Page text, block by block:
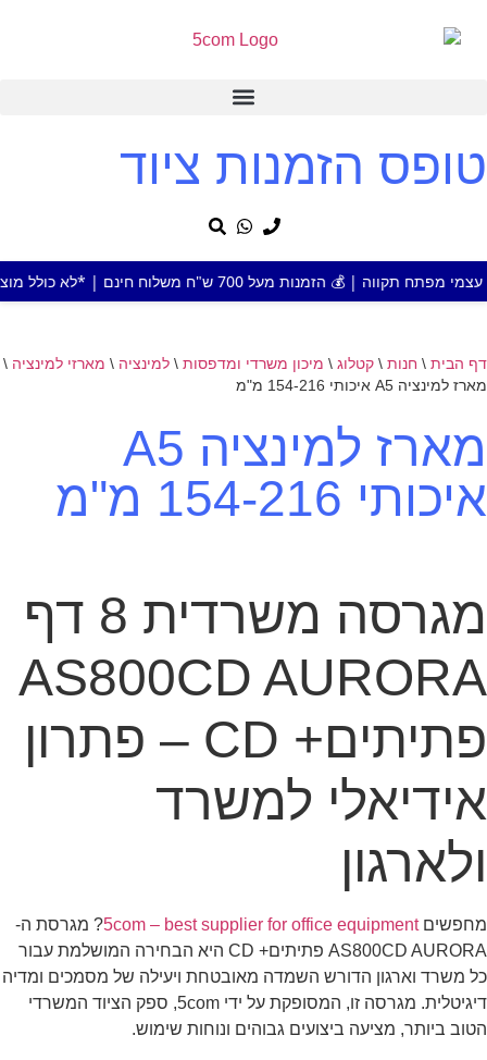
טופס הזמנות ציוד
700 ש"ח משלוח חינם | *לא כולל מוצר או אזור חריג
דף הבית \ חנות \ קטלוג \ מיכון משרדי ומדפסות \ למינציה \ מארזי למינציה \
מארז למינציה A5 איכותי 154-216 מ"מ
מארז למינציה A5
איכותי 154-216 מ"מ
מגרסה משרדית 8 דף
AS800CD AURORA
פתיתים+ CD – פתרון
אידיאלי למשרד
ולארגון
מחפשים5com – best supplier for office equipment? מגרסת ה-
AS800CD AURORA פתיתים+ CD היא הבחירה המושלמת עבור
כל משרד וארגון הדורש השמדה מאובטחת ויעילה של מסמכים ומדיה
דיגיטלית. מגרסה זו, המסופקת על ידי 5com, ספק הציוד המשרדי
הטוב ביותר, מציעה ביצועים גבוהים ונוחות שימוש.